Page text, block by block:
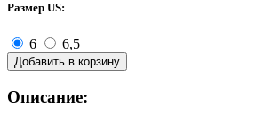
Размер US:
6 6,5
Добавить в корзину
Описание: